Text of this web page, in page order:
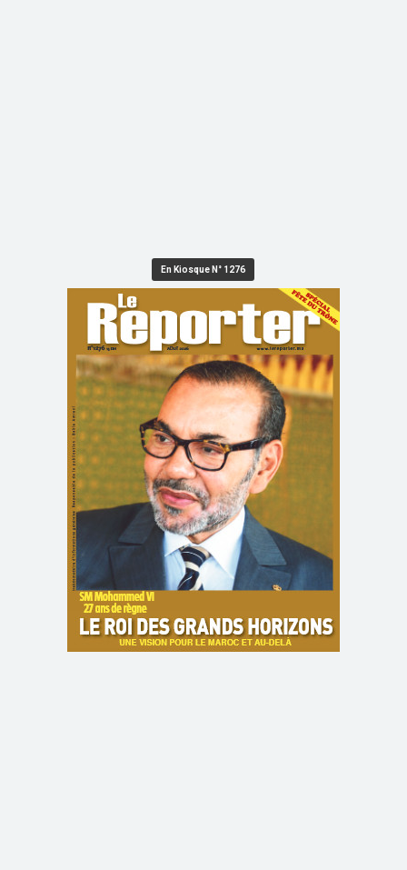
En Kiosque N° 1276